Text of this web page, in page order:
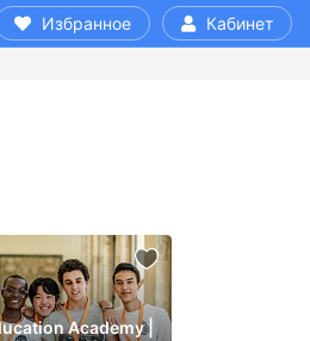
Избранное Кабинет
Academy |